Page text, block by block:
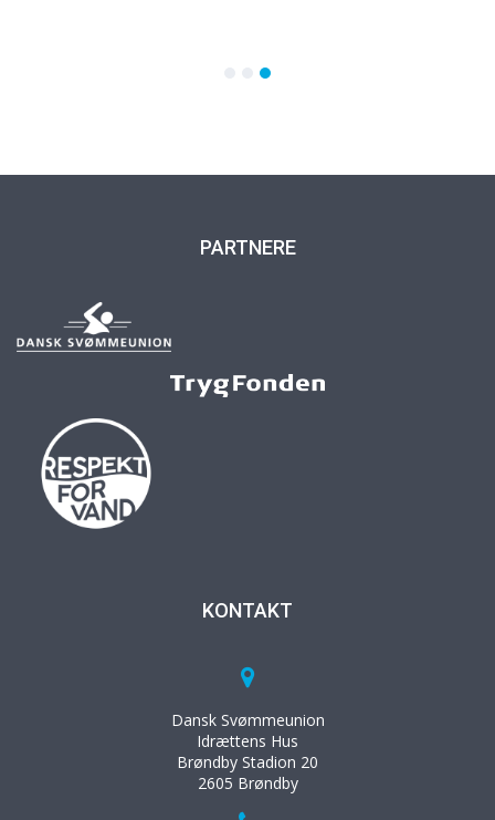
PARTNERE
KONTAKT
Dansk Svømmeunion
Idrættens Hus
Brøndby Stadion 20
2605 Brøndby